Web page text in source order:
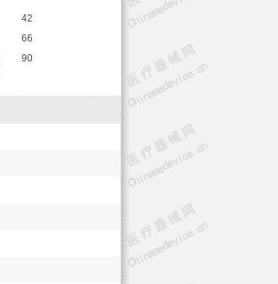
42
66
90